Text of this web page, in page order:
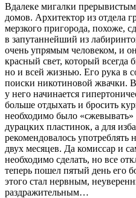
Вдалеке мигалки
домов. Архитектор из отдела
мерзкого пригорода, похоже,
в запутаннейший из
очень упрямым человеком, и
красный свет, который всегда
но и всей жизнью. Его рука в
поиски никотиновой жвачки.
у него начинается
больше отдыхать и бросить
необходимо было «сжевывать»
дурацких пластинок, а для
рекомендовалось
двух месяцев. Да комиссар и
необходимо сделать, но все
теперь пошел пятый день его
этого стал нервным,
раздражительным…